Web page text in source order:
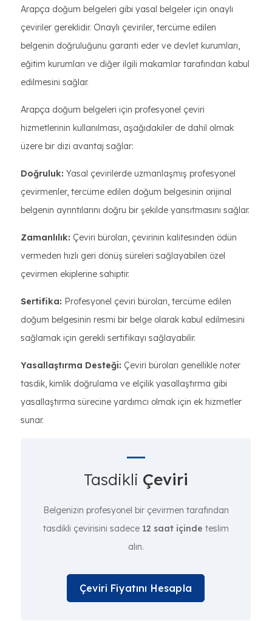
Arapça doğum belgeleri gibi yasal belgeler için onaylı
çeviriler gereklidir. Onaylı çeviriler, tercüme edilen
belgenin doğruluğunu garanti eder ve devlet kurumları,
eğitim kurumları ve diğer ilgili makamlar tarafından kabul
edilmesini sağlar.
Arapça doğum belgeleri için profesyonel çeviri
hizmetlerinin kullanılması, aşağıdakiler de dahil olmak
üzere bir dizi avantaj sağlar:
Doğruluk: Yasal çevirilerde uzmanlaşmış profesyonel
çevirmenler, tercüme edilen doğum belgesinin orijinal
belgenin ayrıntılarını doğru bir şekilde yansıtmasını sağlar.
Zamanlılık: Çeviri büroları, çevirinin kalitesinden ödün
vermeden hızlı geri dönüş süreleri sağlayabilen özel
çevirmen ekiplerine sahiptir.
Sertifika: Profesyonel çeviri büroları, tercüme edilen
doğum belgesinin resmi bir belge olarak kabul edilmesini
sağlamak için gerekli sertifikayı sağlayabilir.
Yasallaştırma Desteği: Çeviri büroları genellikle noter
tasdik, kimlik doğrulama ve elçilik yasallaştırma gibi
yasallaştırma sürecine yardımcı olmak için ek hizmetler
sunar.
Tasdikli Çeviri
Belgenizin profesyonel bir çevirmen tarafından
tasdikli çevirisini sadece 12 saat içinde teslim
alın.
Çeviri Fiyatını Hesapla